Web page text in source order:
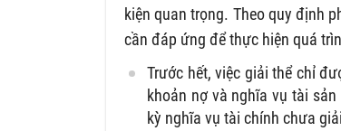
kiện quan trọng. Theo quy định
cần đáp ứng để thực hiện quá
Trước hết, việc giải thể chỉ
khoản nợ và nghĩa vụ tài
kỳ nghĩa vụ tài chính chưa